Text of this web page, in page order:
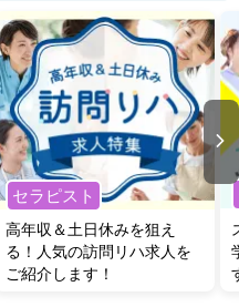
セラピスト
高年収＆土日休みを狙え
る！人気の訪問リハ求人を
ご紹介します！